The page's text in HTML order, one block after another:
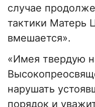
случае
тактики Матерь
вмешается».
«Имея твердую
нарушать
порядок и